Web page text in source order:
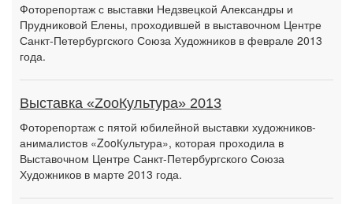
Фоторепортаж с выставки Недзвецкой Александры и
Прудниковой Елены, проходившей в выставочном Центре
Санкт-Петербургского Союза Художников в феврале 2013
года.
Выставка «ZooКультура» 2013
Фоторепортаж с пятой юбилейной выставки художников-
анималистов «ZooКультура», которая проходила в
Выставочном Центре Санкт-Петербургского Союза
Художников в марте 2013 года.